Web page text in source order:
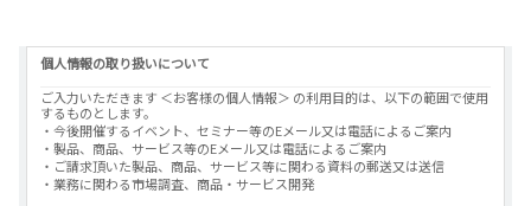
個人情報の取り扱いについて
ご入力いただきます ＜お客様の個人情報＞ の利用目的は、以下の範囲で使用
するものとします。
・今後開催するイベント、セミナー等のEメール又は電話によるご案内
・製品、商品、サービス等のEメール又は電話によるご案内
・ご請求頂いた製品、商品、サービス等に関わる資料の郵送又は送信
・業務に関わる市場調査、商品・サービス開発